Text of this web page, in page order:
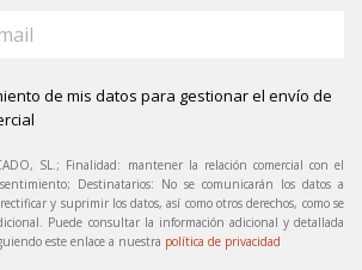
de mis datos para gestionar el envío de
SL.; Finalidad: mantener la relación comercial con el
Destinatarios: No se comunicarán los datos a
y suprimir los datos, así como otros derechos, como se
Puede consultar la información adicional y detallada
este enlace a nuestra política de privacidad